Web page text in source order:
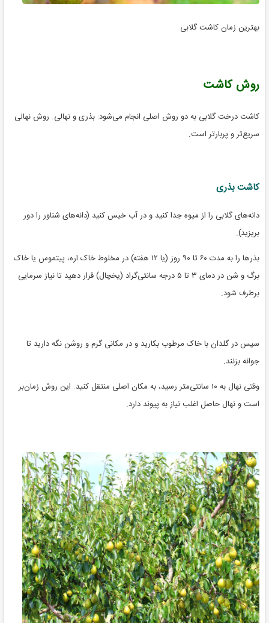
بهترین زمان کاشت گلابی
روش کاشت
کاشت درخت گلابی به دو روش اصلی انجام می‌شود: بذری و نهالی. روش نهالی
سریع‌تر و پربارتر است.
کاشت بذری
دانه‌های گلابی را از میوه جدا کنید و در آب خیس کنید (دانه‌های شناور را دور
بریزید).
بذرها را به مدت ۶۰ تا ۹۰ روز (یا ۱۲ هفته) در مخلوط خاک اره، پیتموس یا خاک
برگ و شن در دمای ۳ تا ۵ درجه سانتی‌گراد (یخچال) قرار دهید تا نیاز سرمایی
برطرف شود.
سپس در گلدان با خاک مرطوب بکارید و در مکانی گرم و روشن نگه دارید تا
جوانه بزنند.
وقتی نهال به ۱۰ سانتی‌متر رسید، به مکان اصلی منتقل کنید. این روش زمان‌بر
است و نهال حاصل اغلب نیاز به پیوند دارد.